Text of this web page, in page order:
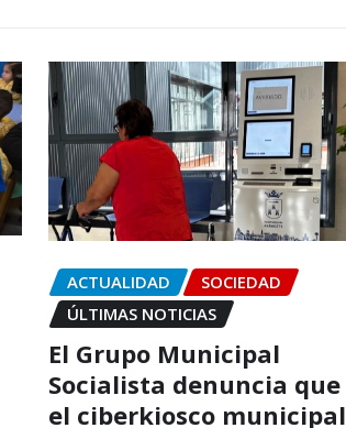
ACTUALIDAD
SOCIEDAD
ÚLTIMAS NOTICIAS
El Grupo Municipal
Socialista denuncia que
el ciberkiosco municipal